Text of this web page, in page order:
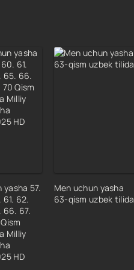
yasha 57.
62.
66. 67.
Milliy
HD
Men uchun yasha
63-qism uzbek tilida